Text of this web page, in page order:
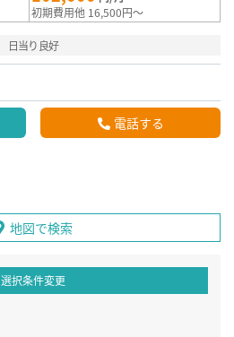
初期費用他 16,500円～
日当り良好
電話する
地図で検索
選択条件変更